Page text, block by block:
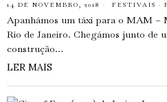
14 DE NOVEMBRO, 2018 FESTIVAIS ·
Apanhámos um táxi para o MAM –
Rio de Janeiro. Chegámos junto de
construção…
LER MAIS